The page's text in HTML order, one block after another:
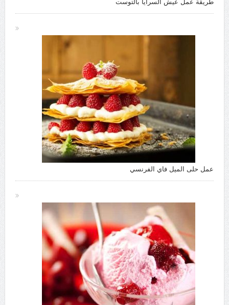
طريقة عمل عيش السرايا بالتوست
عمل حلى الميل فاي الفرنسي